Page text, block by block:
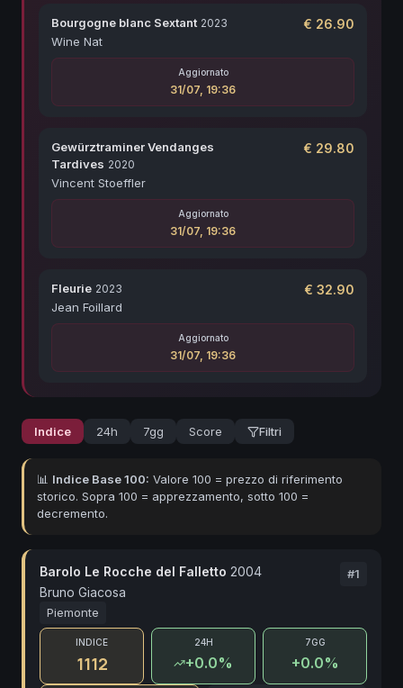
Bourgogne blanc Sextant 2023
Wine Nat
€ 26.90
Aggiornato
31/07, 19:36
Gewürztraminer Vendanges
Tardives 2020
Vincent Stoeffler
€ 29.80
Aggiornato
31/07, 19:36
Fleurie 2023
Jean Foillard
€ 32.90
Aggiornato
31/07, 19:36
Indice 24h 7gg Score Filtri
📊 Indice Base 100: Valore 100 = prezzo di riferimento
storico. Sopra 100 = apprezzamento, sotto 100 =
decremento.
Barolo Le Rocche del Falletto 2004
Bruno Giacosa
#1
Piemonte
INDICE
1112
24H
+0.0%
7GG
+0.0%